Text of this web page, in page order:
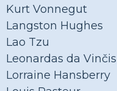
Kurt Vonnegut
Langston Hughes
Lao Tzu
Leonardas da Vinčis
Lorraine Hansberry